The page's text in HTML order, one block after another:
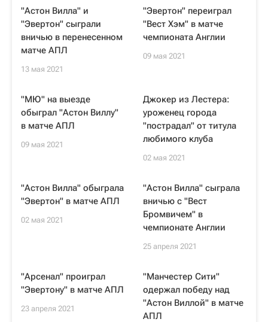
"Астон Вилла" и
"Эвертон" сыграли
вничью в перенесенном
матче АПЛ
13 мая 2021
"Эвертон" переиграл
"Вест Хэм" в матче
чемпионата Англии
09 мая 2021
"МЮ" на выезде
обыграл "Астон Виллу"
в матче АПЛ
09 мая 2021
Джокер из Лестера:
уроженец города
"пострадал" от титула
любимого клуба
02 мая 2021
"Астон Вилла" обыграла
"Эвертон" в матче АПЛ
02 мая 2021
"Астон Вилла" сыграла
вничью с "Вест
Бромвичем" в
чемпионате Англии
25 апреля 2021
"Арсенал" проиграл
"Эвертону" в матче АПЛ
23 апреля 2021
"Манчестер Сити"
одержал победу над
"Астон Виллой" в матче
АПЛ